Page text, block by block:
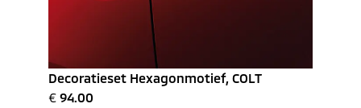
Decoratieset Hexagonmotief, COLT
€ 94.00